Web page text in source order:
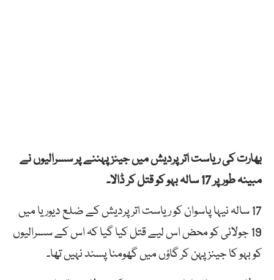
بھارت کی ریاست اتر پردیش میں جینز پہننے پر سسرالیوں نے
مبینہ طور پر 17 سالہ بہو کو قتل کر ڈالا۔
17 سالہ نیہا پاسوان کو ریاست اترپردیش کے ضلع دیوریا میں
19 جولائی کو محض اس لیے قتل کیا گیا کہ اس کے سسرالیوں
کو بہو کا جینز پہن کر گاؤں میں گھومنا پسند نہیں تھا۔